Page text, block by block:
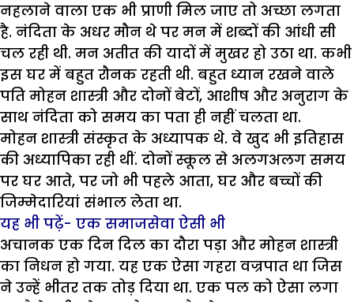
नहलाने वाला एक भी प्राणी मिल जाए तो अच्छा लगता
है. नंदिता के अधर मौन थे पर मन में शब्दों की आंधी सी
चल रही थी. मन अतीत की यादों में मुखर हो उठा था. कभी
इस घर में बहुत रौनक रहती थी. बहुत ध्यान रखने वाले
पति मोहन शास्त्री और दोनों बेटों, आशीष और अनुराग के
साथ नंदिता को समय का पता ही नहीं चलता था.
मोहन शास्त्री संस्कृत के अध्यापक थे. वे खुद भी इतिहास
की अध्यापिका रही थीं. दोनों स्कूल से अलगअलग समय
पर घर आते, पर जो भी पहले आता, घर और बच्चों की
जिम्मेदारियां संभाल लेता था.
यह भी पढ़ें- एक समाजसेवा ऐसी भी
अचानक एक दिन दिल का दौरा पड़ा और मोहन शास्त्री
का निधन हो गया. यह एक ऐसा गहरा वज्रपात था जिस
ने उन्हें भीतर तक तोड़ दिया था. एक पल को ऐसा लगा